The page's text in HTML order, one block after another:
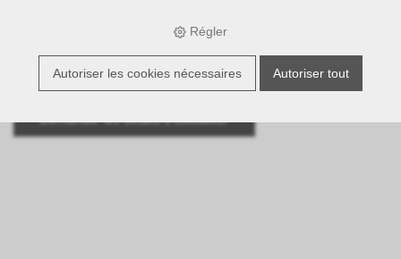
détails d'utilisateur à l'adresse fournie.
Email:
Régler
Autoriser les cookies nécessaires Autoriser tout